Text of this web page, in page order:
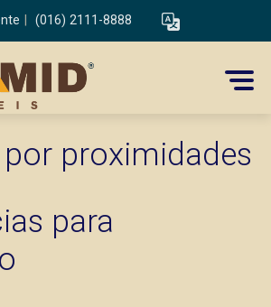
(016) 2111-8888
proximidades
para